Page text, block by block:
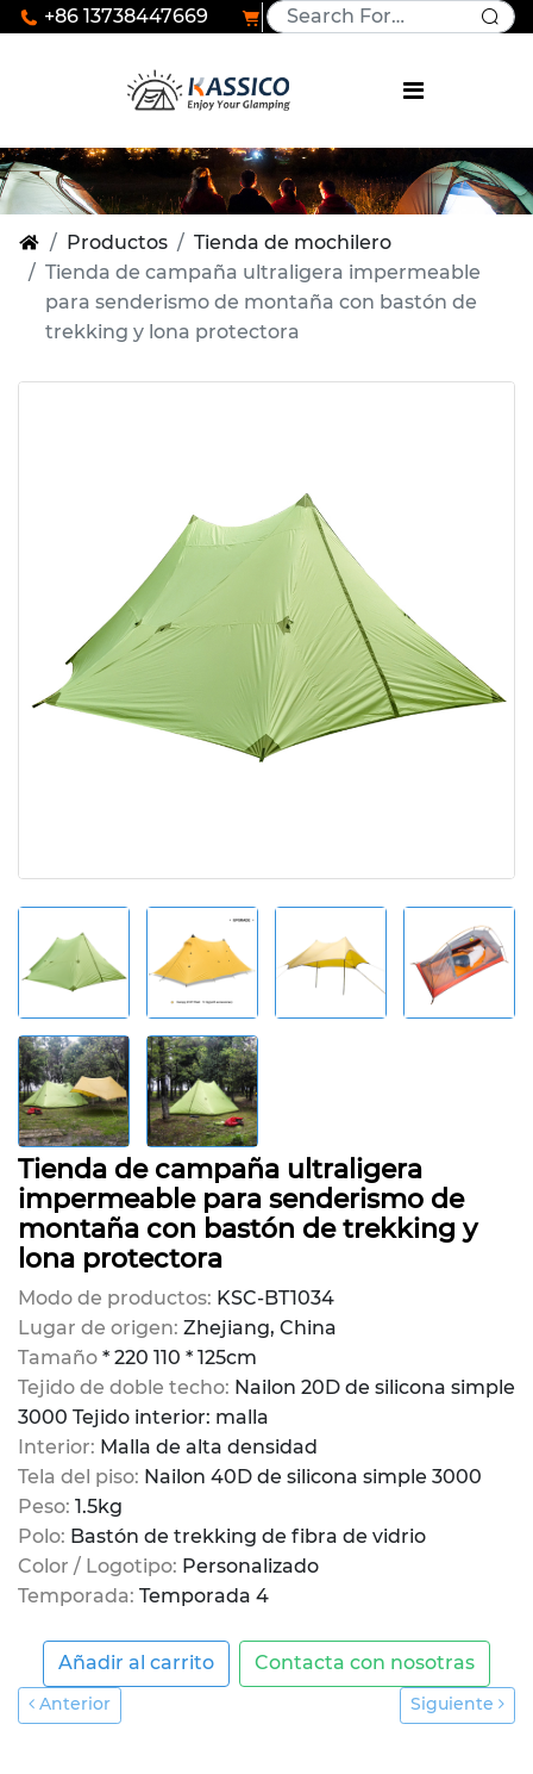
+86 13738447669
Productos
Tienda de mochilero
Tienda de campaña ultraligera impermeable
para senderismo de montaña con bastón de
trekking y lona protectora
Tienda de campaña ultraligera
impermeable para senderismo de
montaña con bastón de trekking y
lona protectora
Modo de productos: KSC-BT1034
Lugar de origen: Zhejiang, China
Tamaño * 220 110 * 125cm
Tejido de doble techo: Nailon 20D de silicona simple
3000 Tejido interior: malla
Interior: Malla de alta densidad
Tela del piso: Nailon 40D de silicona simple 3000
Peso: 1.5kg
Polo: Bastón de trekking de fibra de vidrio
Color / Logotipo: Personalizado
Temporada: Temporada 4
Añadir al carrito Contacta con nosotras
Anterior Siguiente